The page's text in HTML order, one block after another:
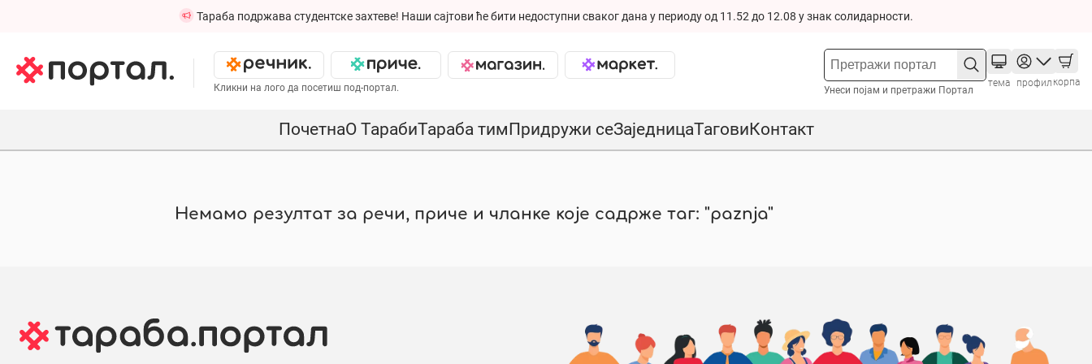
Тараба подржава студентске захтеве! Наши сајтови ће бити недоступни сваког дана у периоду од 11.52 до 12.08 у знак солидарности.
Кликни на лого да посетиш под-портал. Унеси појам и претражи Портал
тема профил корпа
ПочетнаО ТарабиТараба тимПридружи сеЗаједницаТаговиКонтакт
Немамо резултат за речи, приче и чланке које садрже таг: "paznja"